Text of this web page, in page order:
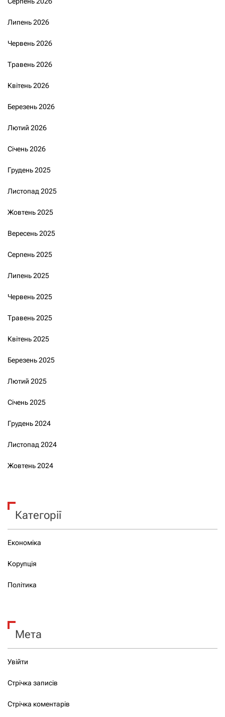
Липень 2026
Червень 2026
Травень 2026
Квітень 2026
Березень 2026
Лютий 2026
Січень 2026
Грудень 2025
Листопад 2025
Жовтень 2025
Вересень 2025
Серпень 2025
Липень 2025
Червень 2025
Травень 2025
Квітень 2025
Березень 2025
Лютий 2025
Січень 2025
Грудень 2024
Листопад 2024
Жовтень 2024
Категорії
Економіка
Корупція
Політика
Мета
Увійти
Стрічка записів
Стрічка коментарів